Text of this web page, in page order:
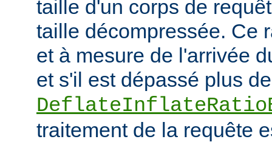
taille d'un corps de
taille décompressée. Ce
et à mesure de l'arrivée
et s'il est dépassé plus de
traitement de la requête